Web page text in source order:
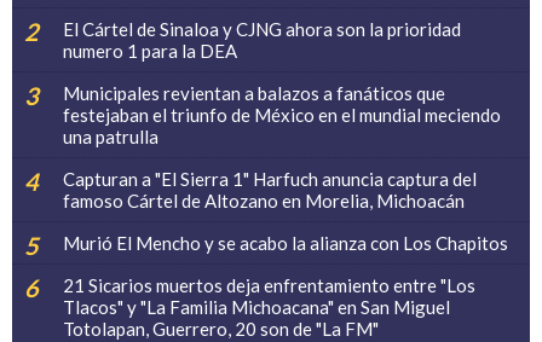
El Cártel de Sinaloa y CJNG ahora son la prioridad
numero 1 para la DEA
Municipales revientan a balazos a fanáticos que
festejaban el triunfo de México en el mundial meciendo
una patrulla
Capturan a "El Sierra 1" Harfuch anuncia captura del
famoso Cártel de Altozano en Morelia, Michoacán
Murió El Mencho y se acabo la alianza con Los Chapitos
21 Sicarios muertos deja enfrentamiento entre "Los
Tlacos" y "La Familia Michoacana" en San Miguel
Totolapan, Guerrero, 20 son de "La FM"